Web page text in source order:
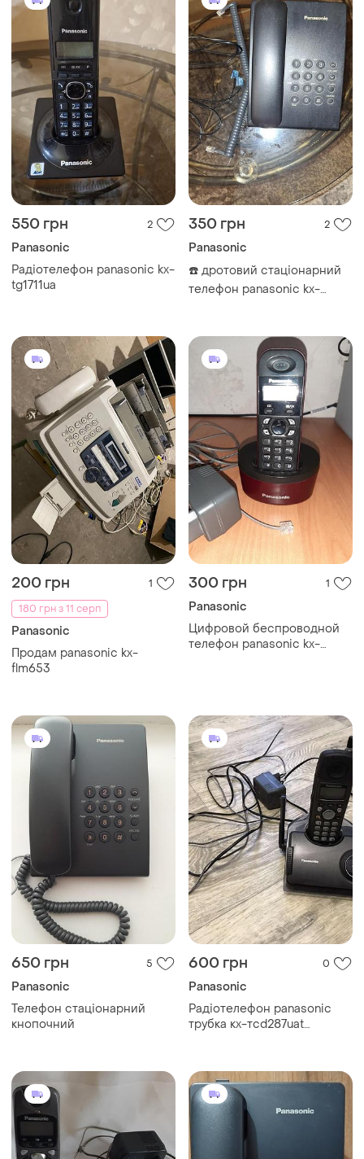
550 грн 2
Panasonic
Радіотелефон panasonic kx-
tg1711ua
350 грн 2
Panasonic
☎️ дротовий стаціонарний
телефон panasonic kx-
200 грн
1
180 грн з 11 серп
Panasonic
Продам panasonic kx-
flm653
300 грн 1
Panasonic
Цифровой беспроводной
телефон panasonic kx-
650 грн 5
Panasonic
Телефон стаціонарний
кнопочний
600 грн 0
Panasonic
Радіотелефон panasonic
трубка кх-тсd287uat